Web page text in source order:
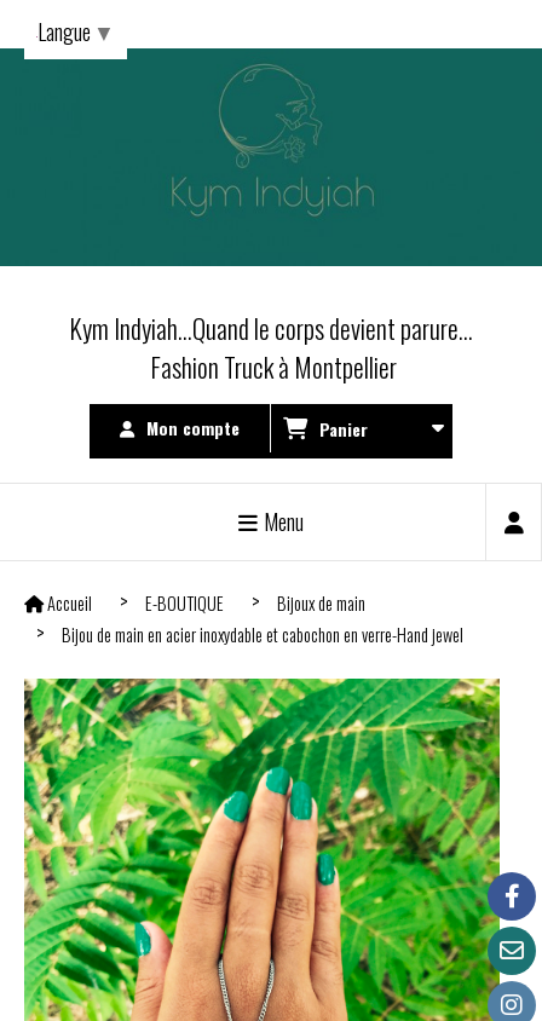
Kym Indyiah...Quand le corps devient parure...
Fashion Truck à Montpellier
Mon compte Panier
Menu
Accueil E-BOUTIQUE
Bijoux de main
Bijou de main en acier inoxydable et cabochon en verre-Hand jewel
Langue ▼